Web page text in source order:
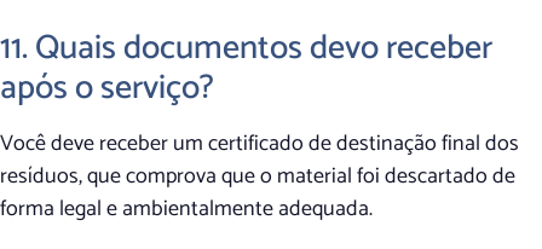
11. Quais documentos devo receber
após o serviço?
Você deve receber um certificado de destinação final dos
resíduos, que comprova que o material foi descartado de
forma legal e ambientalmente adequada.